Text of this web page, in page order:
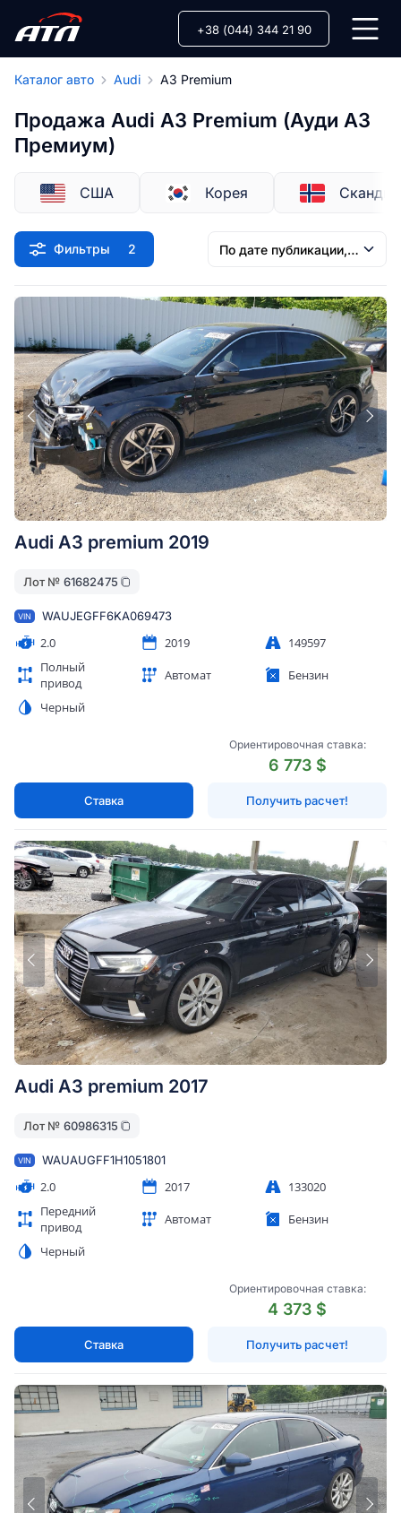
+38 (044) 344 21 90
Каталог авто Audi A3 Premium
Продажа Audi A3 Premium (Ауди А3
Премиум)
США Корея
Фильтры 2
Audi A3 premium 2019
Лот № 61682475
VIN WAUJEGFF6KA069473
2.0 2019
149597
Полный
привод
Автомат
Бензин
Черный
Ориентировочная ставка:
6 773 $
Ставка Получить расчет!
Audi A3 premium 2017
Лот № 60986315
VIN WAUAUGFF1H1051801
2.0 2017
133020
Передний
привод
Автомат
Бензин
Черный
Ориентировочная ставка:
4 373 $
Ставка Получить расчет!